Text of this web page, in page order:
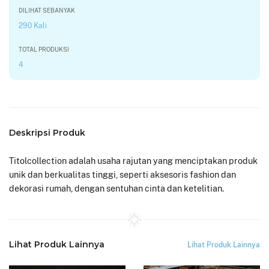
DILIHAT SEBANYAK
290 Kali
TOTAL PRODUKSI
4
Deskripsi Produk
Titolcollection adalah usaha rajutan yang menciptakan produk
unik dan berkualitas tinggi, seperti aksesoris fashion dan
dekorasi rumah, dengan sentuhan cinta dan ketelitian.
Lihat Produk Lainnya Lihat Produk Lainnya